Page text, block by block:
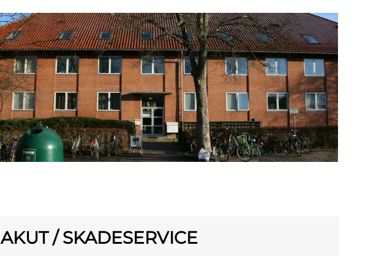
AKUT / SKADESERVICE